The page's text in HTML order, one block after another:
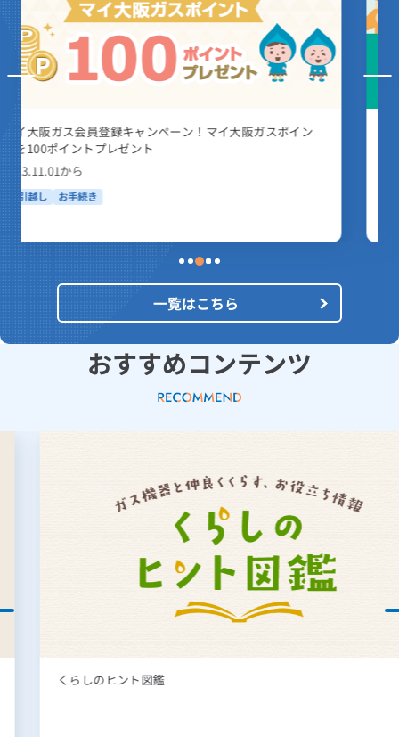
ネット受付使おうキャンペーン！毎月100名さまにQUOカ
ード500円分プレゼント！
2023.11.01から
お引越し お手続き
一覧はこちら
おすすめコンテンツ
くらしのヒント図鑑